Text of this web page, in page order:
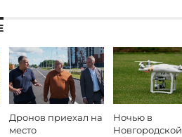
Дронов приехал на
место
Ночью в
Новгородской